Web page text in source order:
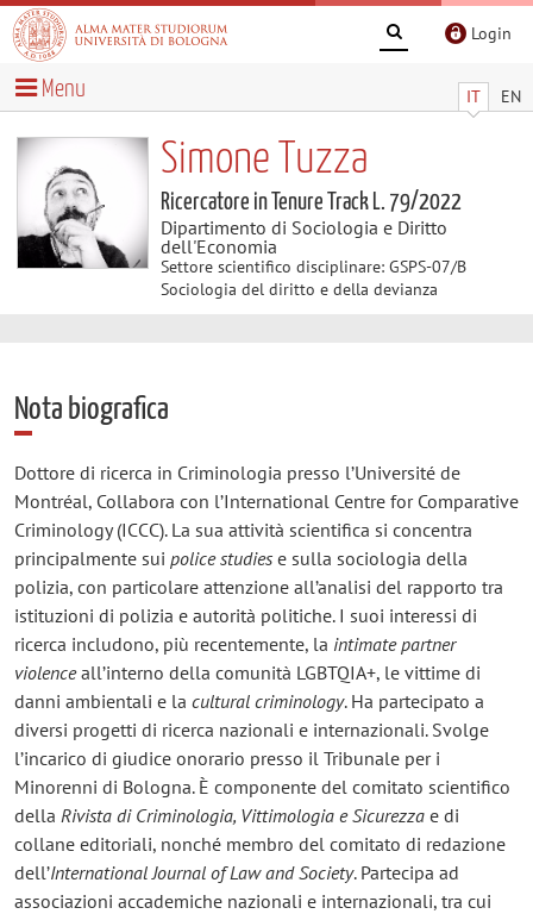
Login
IT EN
Menu
Simone Tuzza
Ricercatore in Tenure Track L. 79/2022
Dipartimento di Sociologia e Diritto
dell'Economia
Settore scientifico disciplinare: GSPS-07/B
Sociologia del diritto e della devianza
Nota biografica
Dottore di ricerca in Criminologia presso l’Université de
Montréal, Collabora con l’International Centre for Comparative
Criminology (ICCC). La sua attività scientifica si concentra
principalmente sui police studiese sulla sociologia della
polizia, con particolare attenzione all’analisi del rapporto tra
istituzioni di polizia e autorità politiche. I suoi interessi di
ricerca includono, più recentemente, la intimate partner
violenceall’interno della comunità LGBTQIA+, le vittime di
danni ambientali e la cultural criminology. Ha partecipato a
diversi progetti di ricerca nazionali e internazionali. Svolge
l’incarico di giudice onorario presso il Tribunale per i
Minorenni di Bologna. È componente del comitato scientifico
della Rivista di Criminologia, Vittimologia e Sicurezzae di
collane editoriali, nonché membro del comitato di redazione
dell’International Journal of Law and Society. Partecipa ad
associazioni accademiche nazionali e internazionali, tra cui